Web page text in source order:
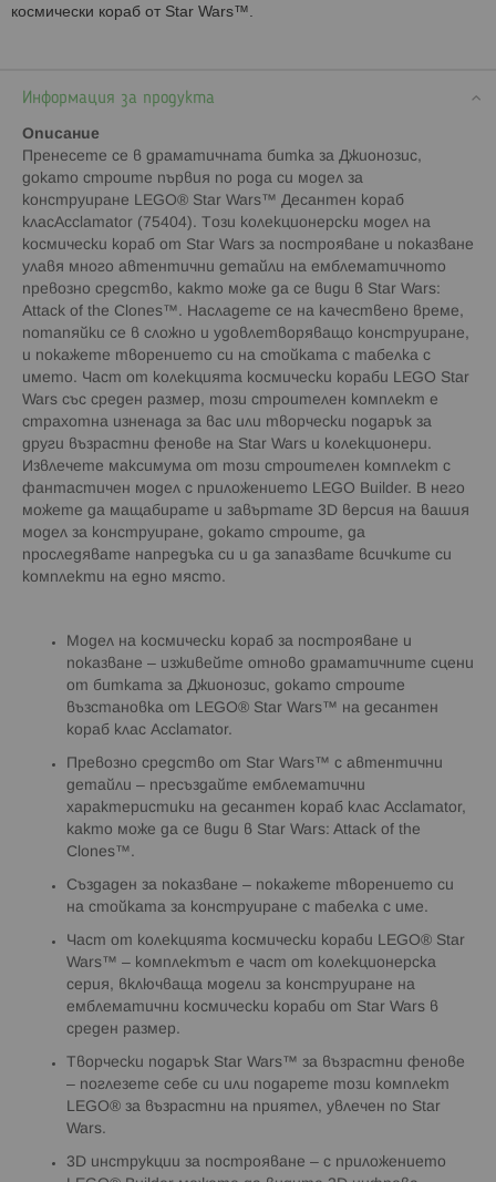
космически кораб от Star Wars™.
Информация за продукта
Описание
Пренесете се в драматичната битка за Джионозис,
докато строите първия по рода си модел за
конструиране LEGO® Star Wars™ Десантен кораб
класAcclamator (75404). Този колекционерски модел на
космически кораб от Star Wars за построяване и показване
улавя много автентични детайли на емблематичното
превозно средство, както може да се види в Star Wars:
Attack of the Clones™. Насладете се на качествено време,
потапяйки се в сложно и удовлетворяващо конструиране,
и покажете творението си на стойката с табелка с
името. Част от колекцията космически кораби LEGO Star
Wars със среден размер, този строителен комплект е
страхотна изненада за вас или творчески подарък за
други възрастни фенове на Star Wars и колекционери.
Извлечете максимума от този строителен комплект с
фантастичен модел с приложението LEGO Builder. В него
можете да мащабирате и завъртате 3D версия на вашия
модел за конструиране, докато строите, да
проследявате напредъка си и да запазвате всичките си
комплекти на едно място.
Модел на космически кораб за построяване и
показване – изживейте отново драматичните сцени
от битката за Джионозис, докато строите
възстановка от LEGO® Star Wars™ на десантен
кораб клас Acclamator.
Превозно средство от Star Wars™ с автентични
детайли – пресъздайте емблематични
характеристики на десантен кораб клас Acclamator,
както може да се види в Star Wars: Attack of the
Clones™.
Създаден за показване – покажете творението си
на стойката за конструиране с табелка с име.
Част от колекцията космически кораби LEGO® Star
Wars™ – комплектът е част от колекционерска
серия, включваща модели за конструиране на
емблематични космически кораби от Star Wars в
среден размер.
Творчески подарък Star Wars™ за възрастни фенове
– поглезете себе си или подарете този комплект
LEGO® за възрастни на приятел, увлечен по Star
Wars.
3D инструкции за построяване – с приложението